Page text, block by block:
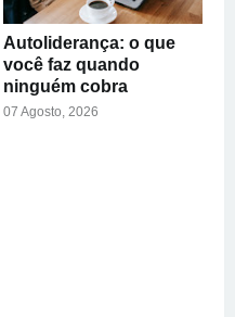
Autoliderança: o que
você faz quando
ninguém cobra
07 Agosto, 2026